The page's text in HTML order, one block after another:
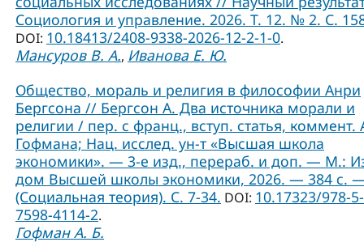
Социология и управление. 2026. Т. 12. № 2. С.
DOI: 10.18413/2408-9338-2026-12-2-1-0.
Мансуров В. А., Иванова Е. Ю.
Общество, мораль и религия в философии Анри
Бергсона // Бергсон А. Два источника морали и
религии / пер. с франц., вступ. статья, коммент.
Гофмана; Нац. исслед. ун-т «Высшая школа
экономики». — 3-е изд., перераб. и доп. — М.:
дом Высшей школы экономики, 2026. — 384 с.
(Социальная теория). C. 7-34. DOI: 10.17323/978-5-
7598-4114-2.
Гофман А. Б.